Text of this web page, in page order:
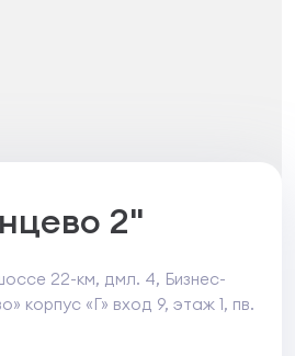
2"
22-км, дмл. 4, Бизнес-
корпус «Г» вход 9, этаж 1, пв.